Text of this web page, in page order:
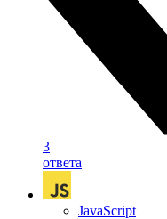
3
ответа
JavaScript